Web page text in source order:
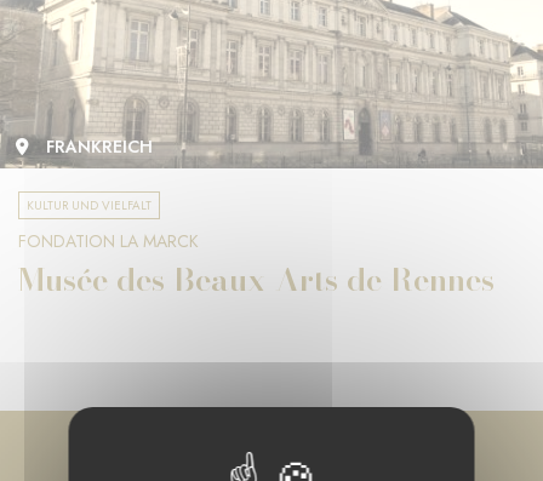
FRANKREICH
KULTUR UND VIELFALT
FONDATION LA MARCK
Musée des Beaux-Arts de Rennes